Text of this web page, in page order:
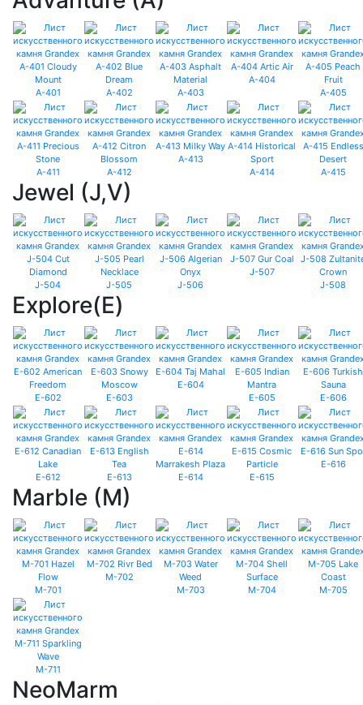
A-401 A-402 A-403
A-404
A-405
A-411 A-412
A-413
A-414
A-415
Jewel (J,V)
J-504 J-505 J-506
J-507
J-508
Explore(E)
E-602 E-603
E-604
E-605
E-606
E-612 E-613 E-614 E-615
E-616
Marble (M)
M-701
M-702
M-703
M-704 M-705
M-711
NeoMarm